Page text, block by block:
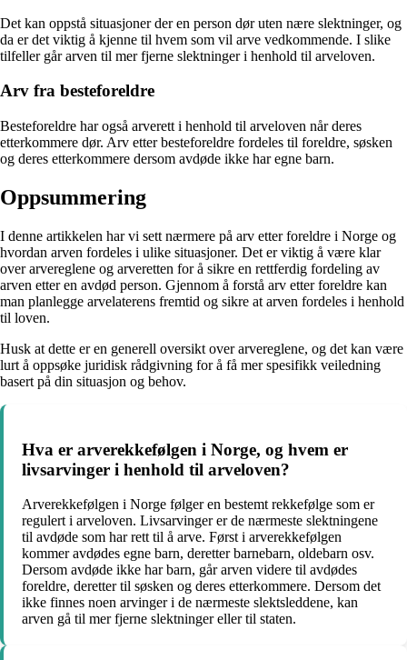
Det kan oppstå situasjoner der en person dør uten nære slektninger, og
da er det viktig å kjenne til hvem som vil arve vedkommende. I slike
tilfeller går arven til mer fjerne slektninger i henhold til arveloven.
Arv fra besteforeldre
Besteforeldre har også arverett i henhold til arveloven når deres
etterkommere dør. Arv etter besteforeldre fordeles til foreldre, søsken
og deres etterkommere dersom avdøde ikke har egne barn.
Oppsummering
I denne artikkelen har vi sett nærmere på arv etter foreldre i Norge og
hvordan arven fordeles i ulike situasjoner. Det er viktig å være klar
over arvereglene og arveretten for å sikre en rettferdig fordeling av
arven etter en avdød person. Gjennom å forstå arv etter foreldre kan
man planlegge arvelaterens fremtid og sikre at arven fordeles i henhold
til loven.
Husk at dette er en generell oversikt over arvereglene, og det kan være
lurt å oppsøke juridisk rådgivning for å få mer spesifikk veiledning
basert på din situasjon og behov.
Hva er arverekkefølgen i Norge, og hvem er
livsarvinger i henhold til arveloven?
Arverekkefølgen i Norge følger en bestemt rekkefølge som er
regulert i arveloven. Livsarvinger er de nærmeste slektningene
til avdøde som har rett til å arve. Først i arverekkefølgen
kommer avdødes egne barn, deretter barnebarn, oldebarn osv.
Dersom avdøde ikke har barn, går arven videre til avdødes
foreldre, deretter til søsken og deres etterkommere. Dersom det
ikke finnes noen arvinger i de nærmeste slektsleddene, kan
arven gå til mer fjerne slektninger eller til staten.